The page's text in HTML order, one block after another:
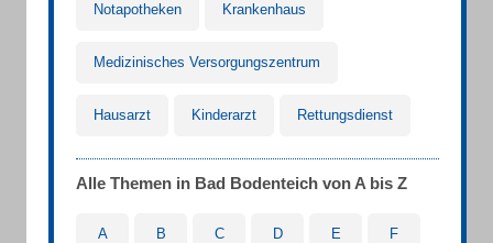
Notapotheken Krankenhaus
Medizinisches Versorgungszentrum
Hausarzt Kinderarzt Rettungsdienst
Alle Themen in Bad Bodenteich von A bis Z
A B C D E F